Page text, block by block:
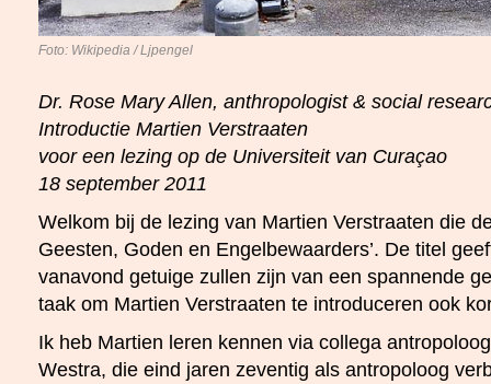
Foto: Wikipedia / Ljpengel
Dr. Rose Mary Allen, anthropologist & social
Introductie Martien Verstraaten
voor een lezing op de Universiteit van Curaçao
18 september 2011
Welkom bij de lezing van Martien Verstraaten die
Geesten, Goden en Engelbewaarders’. De titel
vanavond getuige zullen zijn van een spannende
taak om Martien Verstraaten te introduceren ook
Ik heb Martien leren kennen via collega
Westra, die eind jaren zeventig als antropoloog